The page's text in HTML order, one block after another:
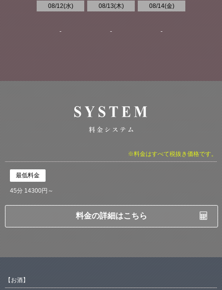
08/12(水)
-
08/13(木)
-
08/14(金)
-
※料金はすべて税抜き価格です。
最低料金
45分 14300円～
料金の詳細はこちら
【お酒】